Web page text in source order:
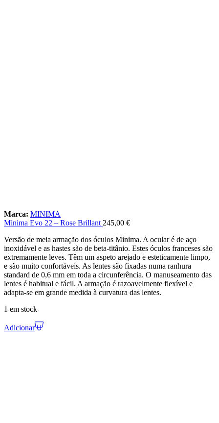
Marca: MINIMA
Minima Evo 22 – Rose Brillant 245,00 €
Versão de meia armação dos óculos Minima. A ocular é de aço
inoxidável e as hastes são de beta-titânio. Estes óculos franceses são
extremamente leves. Têm um aspeto arejado e esteticamente limpo,
e são muito confortáveis. As lentes são fixadas numa ranhura
standard de 0,6 mm em toda a circunferência. O manuseamento das
lentes é habitual e fácil. A armação é razoavelmente flexível e
adapta-se em grande medida à curvatura das lentes.
1 em stock
Adicionar